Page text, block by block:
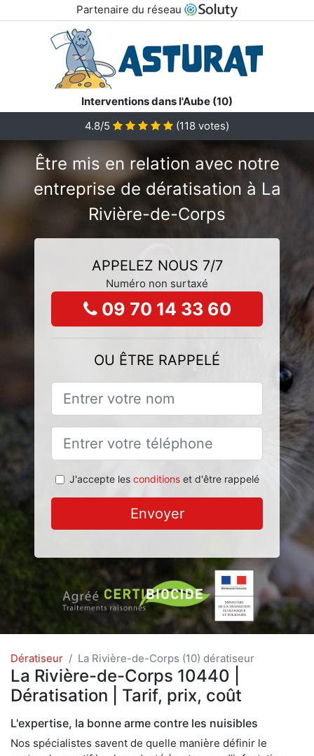
Partenaire du réseau
Interventions dans l'Aube (10)
4.8/5
(118 votes)
Être mis en relation avec notre
entreprise de dératisation à La
Rivière-de-Corps
APPELEZ NOUS 7/7
Numéro non surtaxé
09 70 14 33 60
OU ÊTRE RAPPELÉ
J'accepte les conditionset d'être rappelé
Envoyer
Dératiseur La Rivière-de-Corps (10) dératiseur
La Rivière-de-Corps 10440 |
Dératisation | Tarif, prix, coût
L'expertise, la bonne arme contre les nuisibles
Nos spécialistes savent de quelle manière définir le